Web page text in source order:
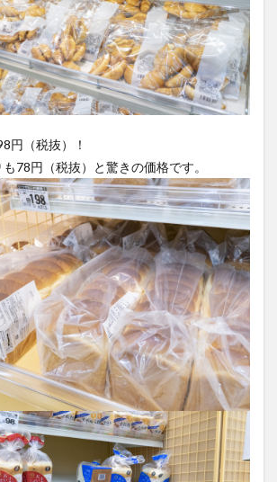
円（税抜）！
78円（税抜）と驚きの価格です。